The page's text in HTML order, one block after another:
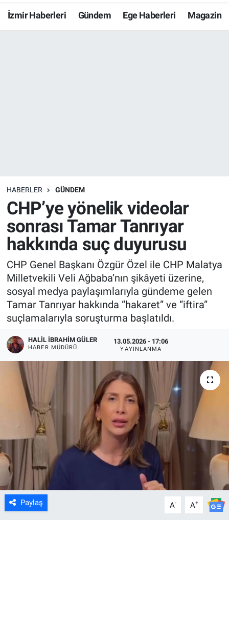
İzmir Haberleri Gündem Ege Haberleri Magazin
HABERLER GÜNDEM
CHP’ye yönelik videolar
sonrası Tamar Tanrıyar
hakkında suç duyurusu
CHP Genel Başkanı Özgür Özel ile CHP Malatya
Milletvekili Veli Ağbaba’nın şikâyeti üzerine,
sosyal medya paylaşımlarıyla gündeme gelen
Tamar Tanrıyar hakkında “hakaret” ve “iftira”
suçlamalarıyla soruşturma başlatıldı.
HALIL İBRAHIM GÜLER
HABER MÜDÜRÜ
13.05.2026 - 17:06
YAYINLANMA
Paylaş A- A+
Resmi İlanlar